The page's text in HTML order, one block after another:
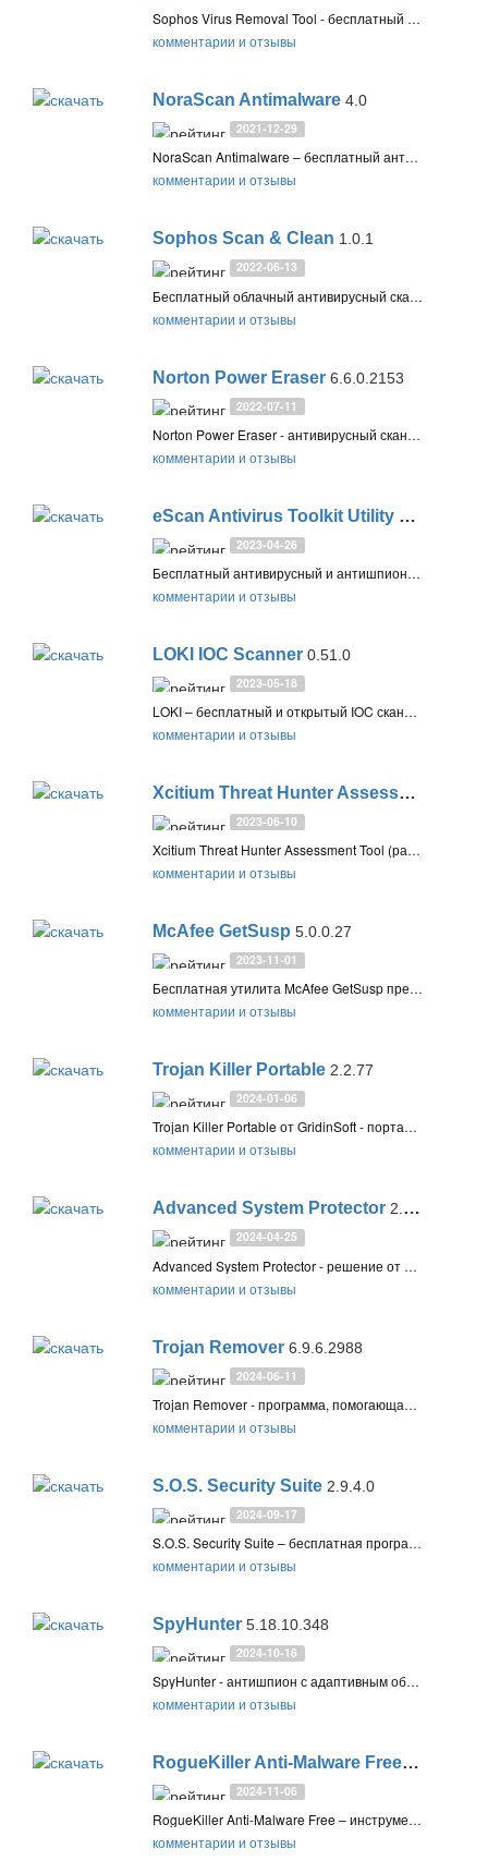
Sophos Virus Removal Tool - бесплатный антивирусный сканер для обнаружения и удаления вирусов, программ-шпионов, руткитов и поддельных антивирусов. Дополнительный уровень защиты компьютера для вашего постоянного антивируса
комментарии и отзывы
NoraScan Antimalware 4.0
2021-12-29
NoraScan Antimalware – бесплатный антивирусный сканер с облачной проверкой файлов, который обнаруживает и удаляет известные и неизвестные активные вредоносные программы в системе
комментарии и отзывы
Sophos Scan & Clean 1.0.1
2022-06-13
Бесплатный облачный антивирусный сканер Sophos Scan & Clean на базе HitmanPro. Использует поведенческое обнаружение, файловую экспертизу и коллективный разум, для обнаружения и полного удаления угроз, которые могут быть пропущены антивирусом
комментарии и отзывы
Norton Power Eraser 6.6.0.2153
2022-07-11
Norton Power Eraser - антивирусный сканер, использующий агрессивное эвристическое обнаружение для удаления стойких вредоносных программ, нежелательных приложений и угроз, которые не всегда обнаруживают традиционные антивирусы
комментарии и отзывы
eScan Antivirus Toolkit Utility 22.0.60
2023-04-26
Бесплатный антивирусный и антишпионский сканер eScan Antivirus Toolkit проверит ваш компьютер на вирусы, шпионское и рекламное ПО и удалит обнаруженные угрозы
комментарии и отзывы
LOKI IOC Scanner 0.51.0
2023-05-18
LOKI – бесплатный и открытый IOC сканер для опытных пользователей и IT-специалистов, позволяющий выявить угрозы безопасности, активное заражение системы, а также компрометацию данных
комментарии и отзывы
Xcitium Threat Hunter Assessment Tool
2023-06-10
Xcitium Threat Hunter Assessment Tool (ранее Comodo Unknown File Hunter) идентифицирует неизвестные и потенциально вредоносные файлы на компьютере и в вашей сети. Позволяет автоматически загрузить файлы в Xcitium Cloud Verdict для анализа вредоносного поведения
комментарии и отзывы
McAfee GetSusp 5.0.0.27
2023-11-01
Бесплатная утилита McAfee GetSusp предназначена для поиска не замеченных антивирусной защитой вредоносных программ. Обнаружение производится за счет сочетания эвристической технологии и онлайн-базы безопасных файлов McAfee
комментарии и отзывы
Trojan Killer Portable 2.2.77
2024-01-06
Trojan Killer Portable от GridinSoft - портативный антивирусный сканер и инструмент для удаления угроз, который может использоваться на USB-флешке без установки на компьютер
комментарии и отзывы
Advanced System Protector 2.5.1111.29115
2024-04-25
Advanced System Protector - решение от Systweak для обнаружения и удаления вредоносных программ, которые могут быть на вашем компьютере. Проверьте все уязвимые области вашей системы и защитите личные данные
комментарии и отзывы
Trojan Remover 6.9.6.2988
2024-06-11
Trojan Remover - программа, помогающая удалять трояны и интернет-черви с компьютера, когда стандартные антивирусы с этим не справляются
комментарии и отзывы
S.O.S. Security Suite 2.9.4.0
2024-09-17
S.O.S. Security Suite – бесплатная программа для поиска и удаления вредоносных и шпионских программ, улучшения настроек конфиденциальности и безопасности системы, а также очистки системы от мусора
комментарии и отзывы
SpyHunter 5.18.10.348
2024-10-16
SpyHunter - антишпион с адаптивным обнаружением и удалением шпионского ПО. Обеспечивает непрерывную защиту от новейших вредоносных программ, троянов, фальшивых антивирусов. Включает систему Compact OS для надежного удаления руткитов
комментарии и отзывы
RogueKiller Anti-Malware Free15.19.2.0
2024-11-06
RogueKiller Anti-Malware Free – инструмент безопасности, который предназначен для завершения и удаления вредоносных процессов и программ с компьютера
комментарии и отзывы